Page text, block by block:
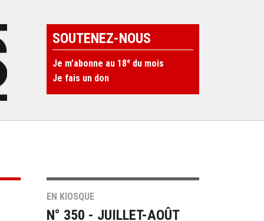
SOUTENEZ-NOUS
Je m’abonne au 18e du mois
Je fais un don
EN KIOSQUE
N° 350 - JUILLET-AOÛT